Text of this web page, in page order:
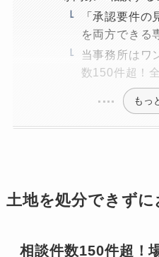
「承認要件の
を両方できる
当事務所はワ
数150件超！
もっ
土地を処分できず
相談件数150件超！